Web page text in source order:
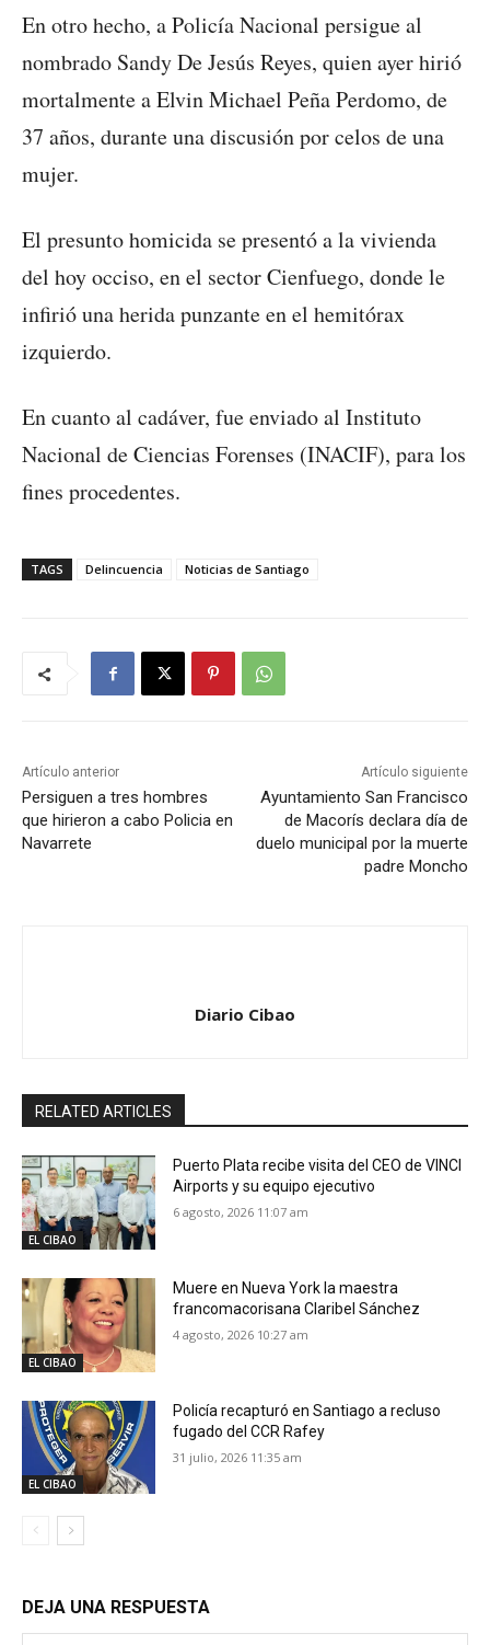
En otro hecho, a Policía Nacional persigue al
nombrado Sandy De Jesús Reyes, quien ayer hirió
mortalmente a Elvin Michael Peña Perdomo, de
37 años, durante una discusión por celos de una
mujer.
El presunto homicida se presentó a la vivienda
del hoy occiso, en el sector Cienfuego, donde le
infirió una herida punzante en el hemitórax
izquierdo.
En cuanto al cadáver, fue enviado al Instituto
Nacional de Ciencias Forenses (INACIF), para los
fines procedentes.
TAGS Delincuencia Noticias de Santiago
Artículo anterior
Persiguen a tres hombres
que hirieron a cabo Policia en
Navarrete
Artículo siguiente
Ayuntamiento San Francisco
de Macorís declara día de
duelo municipal por la muerte
padre Moncho
Diario Cibao
RELATED ARTICLES
EL CIBAO
Puerto Plata recibe visita del CEO de VINCI
Airports y su equipo ejecutivo
6 agosto, 2026 11:07 am
EL CIBAO
Muere en Nueva York la maestra
francomacorisana Claribel Sánchez
4 agosto, 2026 10:27 am
EL CIBAO
Policía recapturó en Santiago a recluso
fugado del CCR Rafey
31 julio, 2026 11:35 am
DEJA UNA RESPUESTA